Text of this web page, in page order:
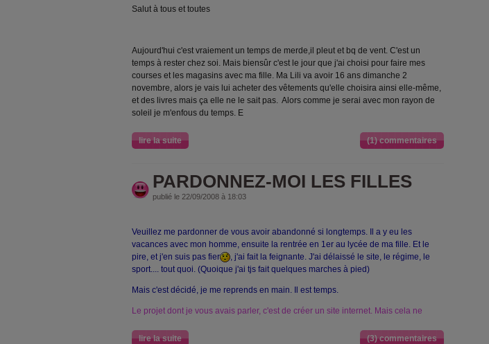
Salut à tous et toutes
Aujourd'hui c'est vraiement un temps de merde,il pleut et bq de vent. C'est un
temps à rester chez soi. Mais biensûr c'est le jour que j'ai choisi pour faire mes
courses et les magasins avec ma fille. Ma Lili va avoir 16 ans dimanche 2
novembre, alors je vais lui acheter des vêtements qu'elle choisira ainsi elle-même,
et des livres mais ça elle ne le sait pas. Alors comme je serai avec mon rayon de
soleil je m'enfous du temps. E
lire la suite (1) commentaires
PARDONNEZ-MOI LES FILLES
publié le 22/09/2008 à 18:03
Veuillez me pardonner de vous avoir abandonné si longtemps. Il a y eu les
vacances avec mon homme, ensuite la rentrée en 1er au lycée de ma fille. Et le
pire, et j'en suis pas fier
, j'ai fait la feignante. J'ai délaissé le site, le régime, le
sport.... tout quoi. (Quoique j'ai tjs fait quelques marches à pied)
Mais c'est décidé, je me reprends en main. Il est temps.
Le projet dont je vous avais parler, c'est de créer un site internet. Mais cela ne
lire la suite (3) commentaires